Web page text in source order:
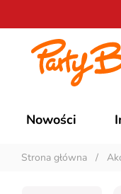
Nowości
Strona główna /